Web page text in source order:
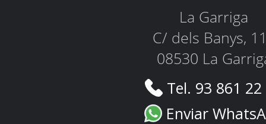
La Garriga
C/ dels Banys,
08530 La
Tel. 93 861
Enviar